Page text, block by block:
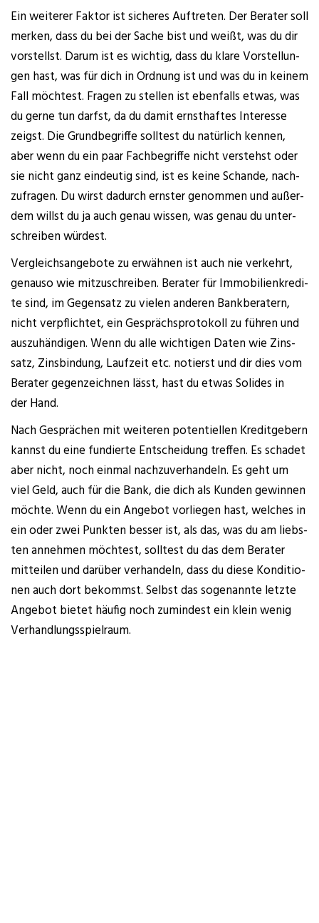
Ein wei­te­rer Fak­tor ist siche­res Auf­tre­ten. Der Bera­ter soll
mer­ken, dass du bei der Sache bist und weißt, was du dir
vor­stellst. Dar­um ist es wich­tig, dass du kla­re Vor­stel­lun­
gen hast, was für dich in Ord­nung ist und was du in kei­nem
Fall möch­test. Fra­gen zu stel­len ist eben­falls etwas, was
du ger­ne tun darfst, da du damit ernst­haf­tes Inter­es­se
zeigst. Die Grund­be­grif­fe soll­test du natür­lich ken­nen,
aber wenn du ein paar Fach­be­grif­fe nicht ver­stehst oder
sie nicht ganz ein­deu­tig sind, ist es kei­ne Schan­de, nach­
zu­fra­gen. Du wirst dadurch erns­ter genom­men und außer­
dem willst du ja auch genau wis­sen, was genau du unter­
schrei­ben würdest.
Ver­gleichs­an­ge­bo­te zu erwäh­nen ist auch nie ver­kehrt,
genau­so wie mit­zu­schrei­ben. Bera­ter für Immo­bi­li­en­kre­di­
te sind, im Gegen­satz zu vie­len ande­ren Bank­be­ra­tern,
nicht ver­pflich­tet, ein Gesprächs­pro­to­koll zu füh­ren und
aus­zu­hän­di­gen. Wenn du alle wich­ti­gen Daten wie Zins­
satz, Zins­bin­dung, Lauf­zeit etc. notierst und dir dies vom
Bera­ter gegen­zeich­nen lässt, hast du etwas Soli­des in
der Hand.
Nach Gesprä­chen mit wei­te­ren poten­ti­el­len Kre­dit­ge­bern
kannst du eine fun­dier­te Ent­schei­dung tref­fen. Es scha­det
aber nicht, noch ein­mal nach­zu­ver­han­deln. Es geht um
viel Geld, auch für die Bank, die dich als Kun­den gewin­nen
möch­te. Wenn du ein Ange­bot vor­lie­gen hast, wel­ches in
ein oder zwei Punk­ten bes­ser ist, als das, was du am liebs­
ten anneh­men möch­test, soll­test du das dem Bera­ter
mit­tei­len und dar­über ver­han­deln, dass du die­se Kon­di­tio­
nen auch dort bekommst. Selbst das soge­nann­te letz­te
Ange­bot bie­tet häu­fig noch zumin­dest ein klein wenig
Verhandlungsspielraum.